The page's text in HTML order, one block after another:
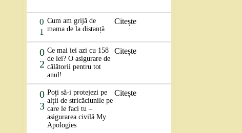
0
1
Cum am grijă de
mama de la distanță
Citește
0
2
Ce mai iei azi cu 158
de lei? O asigurare de
călătorii pentru tot
anul!
Citește
0
3
Poți să-i protejezi pe
alții de stricăciunile pe
care le faci tu –
asigurarea civilă My
Apologies
Citește